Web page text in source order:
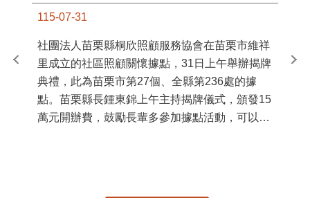
115-07-31
社團法人苗栗縣桐欣照顧服務協會在苗栗市維祥
里成立的社區照顧關懷據點，31日上午舉辦揭牌
典禮，此為苗栗市第27個、全縣第236處的據
點。苗栗縣長鍾東錦上午主持揭牌儀式，頒發15
萬元開辦費，鼓勵長輩多參加據點活動，可以更
苗